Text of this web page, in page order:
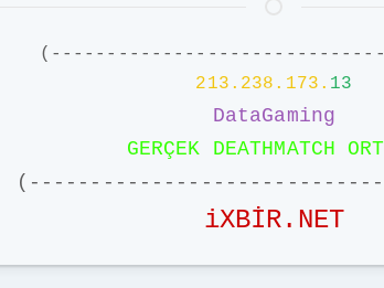
213.238.173. 13
DataGaming
GERÇEK DEATHMATCH
iXBİR.NET